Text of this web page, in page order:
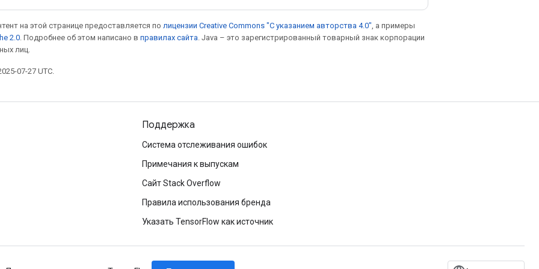
на этой странице предоставляется по лицензии Creative Commons "С указанием авторства 4.0" , а примеры
2.0 . Подробнее об этом написано в правилах сайта . Java – это зарегистрированный товарный знак корпорации
лиц.
07-27 UTC.
Поддержка
Система отслеживания ошибок
Примечания к выпускам
Сайт Stack Overflow
Правила использования бренда
Указать TensorFlow как источник